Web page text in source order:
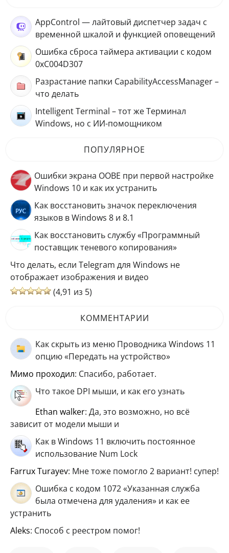
AppControl — лайтовый диспетчер задач с
временной шкалой и функцией оповещений
Ошибка сброса таймера активации с кодом
0xC004D307
Разрастание папки CapabilityAccessManager –
что делать
Intelligent Terminal – тот же Терминал
Windows, но с ИИ-помощником
ПОПУЛЯРНОЕ
Ошибки экрана OOBE при первой настройке
Windows 10 и как их устранить
Как восстановить значок переключения
языков в Windows 8 и 8.1
Как восстановить службу «Программный
поставщик теневого копирования»
Что делать, если Telegram для Windows не
отображает изображения и видео
(4,91 из 5)
КОММЕНТАРИИ
Как скрыть из меню Проводника Windows 11
опцию «Передать на устройство»
мимо проходил: Спасибо, работает.
Что такое DPI мыши, и как его узнать
ethan walker: Да, это возможно, но всё
зависит от модели мыши и
Как в Windows 11 включить постоянное
использование Num Lock
Farrux Turayev: Мне тоже помогло 2 вариант! супер!
Ошибка с кодом 1072 «Указанная служба
была отмечена для удаления» и как ее
устранить
aleks: Способ с реестром помог!